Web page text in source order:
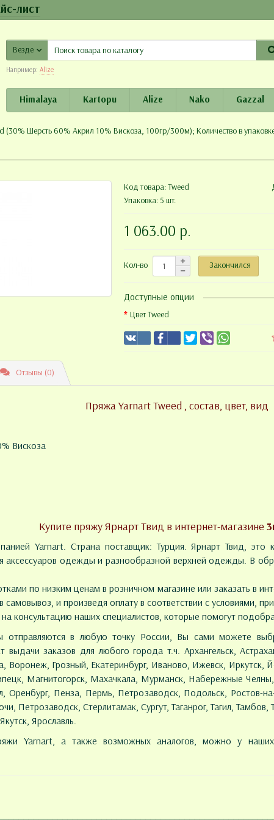
лист
Везде
Например: Alize
Himalaya Kartopu Alize Nako Gazzal
(30% Шерсть 60% Акрил 10% Вискоза, 100гр/300м); Количество в
Код товара:Tweed
Упаковка: 5 шт.
1 063.00 р.
Кол-во Закончился
Доступные опции
Цвет Tweed
Отзывы (0)
Пряжа Yarnart Tweed , состав, цвет, вид
Вискоза
Купите пряжу Ярнарт Твид в интернет-магазине
Yarnart. Страна поставщик: Турция. Ярнарт Твид, это
аксессуаров одежды и разнообразной верхней одежды. В
по низким ценам в розничном магазине или заказать в
и произведя оплату в соответствии с условиями,
консультацию наших специалистов, которые помогут
отправляются в любую точку России, Вы сами можете
заказов для любого города т.ч. Архангельск,
Воронеж, Грозный, Екатеринбург, Иваново, Ижевск,
Магнитогорск, Махачкала, Мурманск, Набережные
Оренбург, Пенза, Пермь, Петрозаводск, Подольск, Ростов-
Петрозаводск, Стерлитамак, Сургут, Таганрог, Тагил, Тамбов,
Ярославль.
Yarnart, а также возможных аналогов, можно у